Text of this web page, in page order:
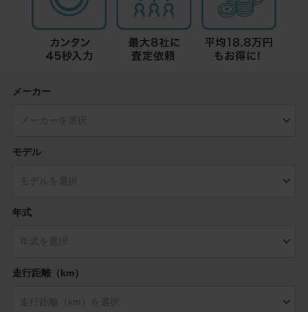
メーカー
モデル
年式
走行距離（km）